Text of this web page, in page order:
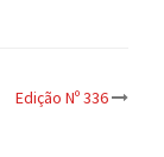
Edição Nº 336